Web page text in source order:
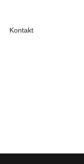
Kontakt